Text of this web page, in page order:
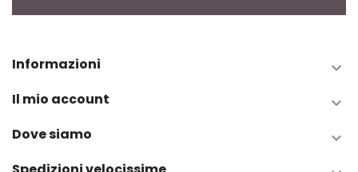
Informazioni 
Il mio account 
Dove siamo 